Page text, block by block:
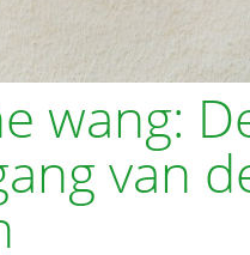
wang:
van